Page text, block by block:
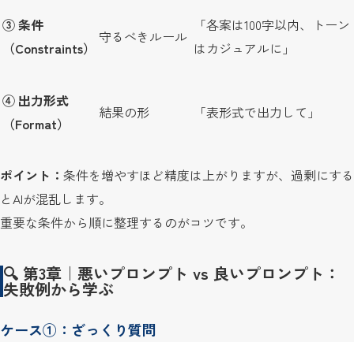
③ 条件
（Constraints）
守るべきルール
「各案は100字以内、トーン
はカジュアルに」
④ 出力形式
（Format）
結果の形 「表形式で出力して」
ポイント： 条件を増やすほど精度は上がりますが、過剰にする
とAIが混乱します。
重要な条件から順に整理するのがコツです。
🔍 第3章｜悪いプロンプト vs 良いプロンプト：
失敗例から学ぶ
ケース①：ざっくり質問